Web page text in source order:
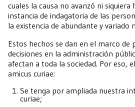
cuales la causa no avanzó ni siquiera
instancia de indagatoria de las
la existencia de abundante y
Estos hechos se dan en el marco de
decisiones en la administración
afectan a toda la sociedad. Por eso,
amicus curiae:
Se tenga por ampliada nuestra
curiae;